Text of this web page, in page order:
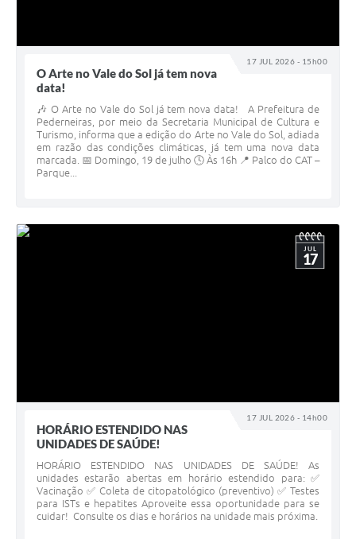
17 JUL 2026 - 15h00
O Arte no Vale do Sol já tem nova
data!
🎶 O Arte no Vale do Sol já tem nova data! A Prefeitura de
Pederneiras, por meio da Secretaria Municipal de Cultura e
Turismo, informa que a edição do Arte no Vale do Sol, adiada
em razão das condições climáticas, já tem uma nova data
marcada. 📅 Domingo, 19 de julho 🕓 Às 16h 📍 Palco do CAT –
Parque...
17 JUL 2026 - 14h00
JUL
17
HORÁRIO ESTENDIDO NAS
UNIDADES DE SAÚDE!
HORÁRIO ESTENDIDO NAS UNIDADES DE SAÚDE! As
unidades estarão abertas em horário estendido para: ✅
Vacinação ✅ Coleta de citopatológico (preventivo) ✅ Testes
para ISTs e hepatites Aproveite essa oportunidade para se
cuidar! Consulte os dias e horários na unidade mais próxima.